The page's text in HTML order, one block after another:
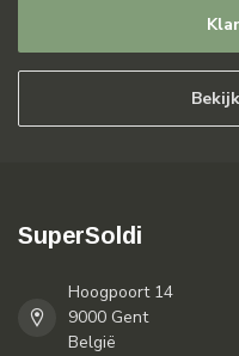
SuperSoldi
Hoogpoort 14
9000 Gent
België